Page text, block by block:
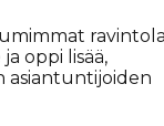
oppi lisää,
asiantuntijoiden